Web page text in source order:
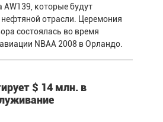
AW139, которые будут
отрасли. Церемония
состоялась во время
NBAA 2008 в Орландо.
$ 14 млн. в